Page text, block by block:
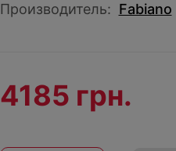
Производитель: Fabiano
4185 грн.